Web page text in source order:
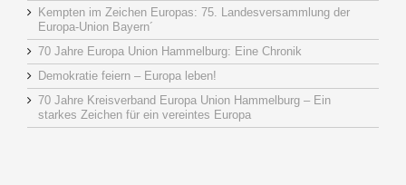
Kempten im Zeichen Europas: 75. Landesversammlung der
Europa-Union Bayern´
70 Jahre Europa Union Hammelburg: Eine Chronik
Demokratie feiern – Europa leben!
70 Jahre Kreisverband Europa Union Hammelburg – Ein
starkes Zeichen für ein vereintes Europa